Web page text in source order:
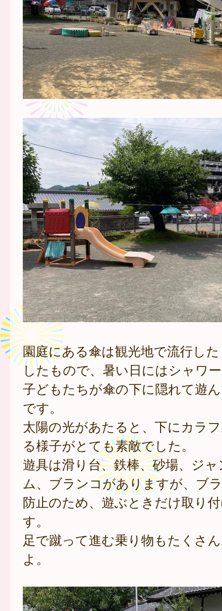
園庭にある傘は観光地で流行し
したもので、暑い日にはシャワ
子どもたちが傘の下に隠れて遊
です。
太陽の光があたると、下にカラ
る様子がとても素敵でした。
遊具は滑り台、鉄棒、砂場、ジ
ム、ブランコがありますが、ブ
防止のため、遊ぶときだけ取り
す。
足で蹴って進む乗り物もたくさ
よ。